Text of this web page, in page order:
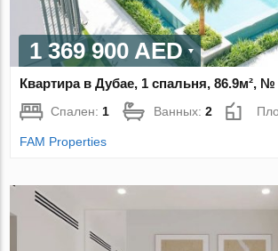
1 369 900 AED
Квартира в Дубае, 1 спальня, 86.9м², №
Спален: 1 Ванных:2
FAM Properties